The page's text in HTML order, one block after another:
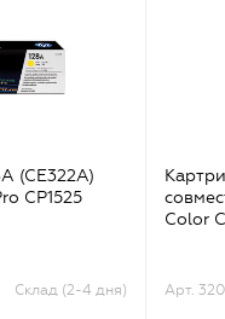
(CE322A)
CP1525
Склад (2-4 дня)
Color
Арт.